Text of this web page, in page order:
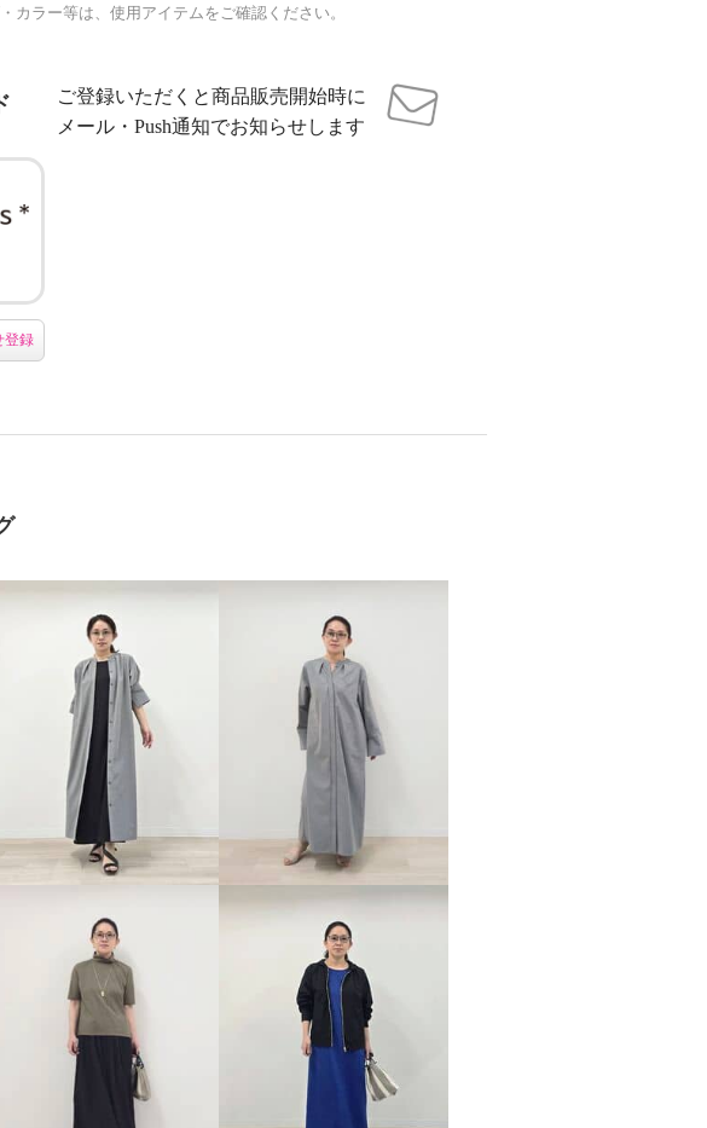
カラー等は、使用アイテムをご確認ください。
ご登録いただくと商品販売開始時に
メール・Push通知でお知らせします
登録